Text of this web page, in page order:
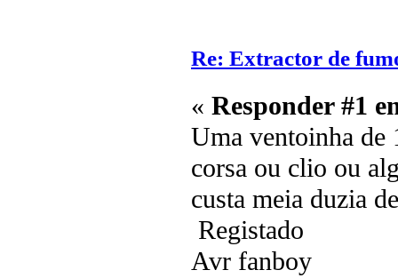
Re: Extractor de
« Responder #1
Uma ventoinha de
corsa ou clio ou
custa meia duzia
Registado
Avr fanboy